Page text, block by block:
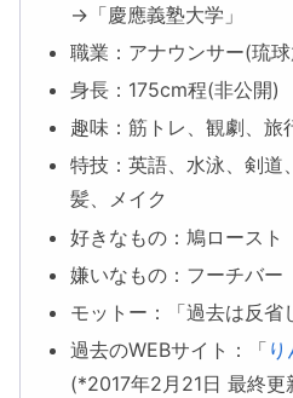
→「慶應義塾大学」
職業：アナウンサー(琉
身長：175cm程(非公開)
趣味：筋トレ、観劇、旅
特技：英語、水泳、剣道
髪、メイク
好きなもの：鳩ロースト
嫌いなもの：フーチバー
モットー：「過去は反省
過去のWEBサイト：「
(*2017年2月21日 最終更